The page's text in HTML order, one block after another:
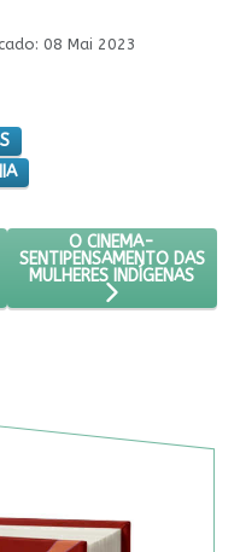
08 Mai 2023
ACUSAÇÕES FALSAS E
PRÓXIMO ARTIGO: O
O CINEMA-
SENTIPENSAMENTO DAS
MULHERES INDÍGENAS